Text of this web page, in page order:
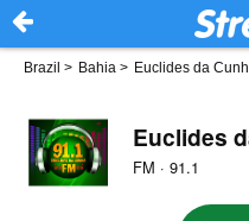
Brazil > Bahia > Euclides da
Euclides
FM · 91.1